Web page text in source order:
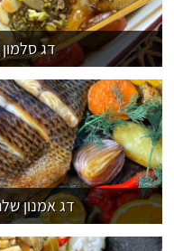
דג
דג אמנון